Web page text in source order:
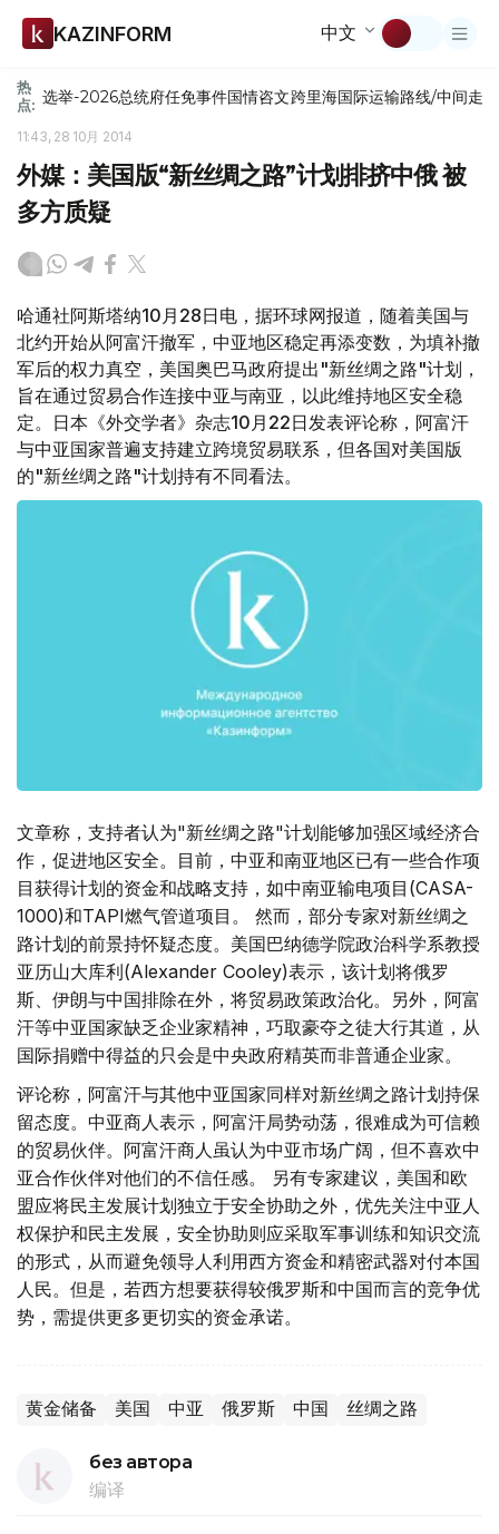
KAZINFORM 中文
热
点: 选举-2026总统府任免事件国情咨文跨里海国际运输路线/中间走廊
11:43, 28 10月 2014
外媒：美国版“新丝绸之路”计划排挤中俄 被
多方质疑
哈通社阿斯塔纳10月28日电，据环球网报道，随着美国与
北约开始从阿富汗撤军，中亚地区稳定再添变数，为填补撤
军后的权力真空，美国奥巴马政府提出"新丝绸之路"计划，
旨在通过贸易合作连接中亚与南亚，以此维持地区安全稳
定。日本《外交学者》杂志10月22日发表评论称，阿富汗
与中亚国家普遍支持建立跨境贸易联系，但各国对美国版
的"新丝绸之路"计划持有不同看法。
文章称，支持者认为"新丝绸之路"计划能够加强区域经济合
作，促进地区安全。目前，中亚和南亚地区已有一些合作项
目获得计划的资金和战略支持，如中南亚输电项目(CASA-
1000)和TAPI燃气管道项目。 然而，部分专家对新丝绸之
路计划的前景持怀疑态度。美国巴纳德学院政治科学系教授
亚历山大库利(Alexander Cooley)表示，该计划将俄罗
斯、伊朗与中国排除在外，将贸易政策政治化。另外，阿富
汗等中亚国家缺乏企业家精神，巧取豪夺之徒大行其道，从
国际捐赠中得益的只会是中央政府精英而非普通企业家。
评论称，阿富汗与其他中亚国家同样对新丝绸之路计划持保
留态度。中亚商人表示，阿富汗局势动荡，很难成为可信赖
的贸易伙伴。阿富汗商人虽认为中亚市场广阔，但不喜欢中
亚合作伙伴对他们的不信任感。 另有专家建议，美国和欧
盟应将民主发展计划独立于安全协助之外，优先关注中亚人
权保护和民主发展，安全协助则应采取军事训练和知识交流
的形式，从而避免领导人利用西方资金和精密武器对付本国
人民。但是，若西方想要获得较俄罗斯和中国而言的竞争优
势，需提供更多更切实的资金承诺。
黄金储备 美国 中亚 俄罗斯 中国 丝绸之路
без автора
编译